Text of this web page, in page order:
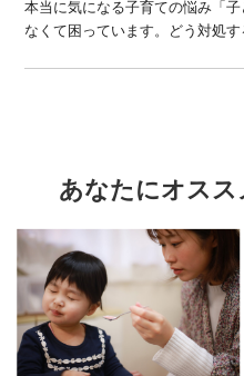
本当に気になる子育ての悩み「
なくて困っています。どう対処す
あなたにオス